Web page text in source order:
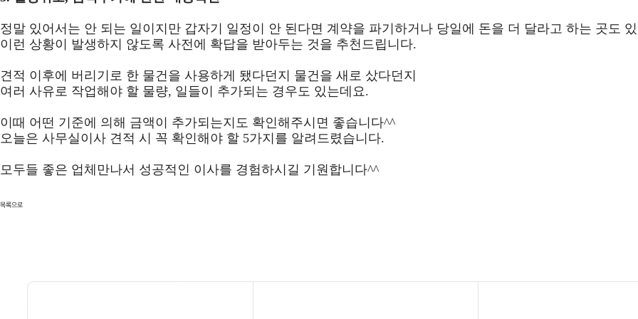
정말 있어서는 안 되는 일이지만 갑자기 일정이 안 된다면 계약을 파기하거나 당일에 돈을 더 달라고 하는 곳도
이런 상황이 발생하지 않도록 사전에 확답을 받아두는 것을 추천드립니다.
견적 이후에 버리기로 한 물건을 사용하게 됐다던지 물건을 새로 샀다던지
여러 사유로 작업해야 할 물량, 일들이 추가되는 경우도 있는데요.
이때 어떤 기준에 의해 금액이 추가되는지도 확인해주시면 좋습니다^^
오늘은 사무실이사 견적 시 꼭 확인해야 할 5가지를 알려드렸습니다.
모두들 좋은 업체만나서 성공적인 이사를 경험하시길 기원합니다^^
목록으로